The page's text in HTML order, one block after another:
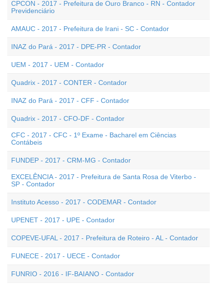
CPCON - 2017 - Prefeitura de Ouro Branco - RN - Contador
Previdenciário
AMAUC - 2017 - Prefeitura de Irani - SC - Contador
INAZ do Pará - 2017 - DPE-PR - Contador
UEM - 2017 - UEM - Contador
Quadrix - 2017 - CONTER - Contador
INAZ do Pará - 2017 - CFF - Contador
Quadrix - 2017 - CFO-DF - Contador
CFC - 2017 - CFC - 1º Exame - Bacharel em Ciências
Contábeis
FUNDEP - 2017 - CRM-MG - Contador
EXCELÊNCIA - 2017 - Prefeitura de Santa Rosa de Viterbo -
SP - Contador
Instituto Acesso - 2017 - CODEMAR - Contador
UPENET - 2017 - UPE - Contador
COPEVE-UFAL - 2017 - Prefeitura de Roteiro - AL - Contador
FUNECE - 2017 - UECE - Contador
FUNRIO - 2016 - IF-BAIANO - Contador